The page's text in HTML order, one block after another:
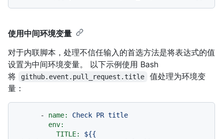
使用中间环境变量
对于内联脚本，处理不信任输入的首选方法是将表达式的值
设置为中间环境变量。 以下示例使用 Bash
将
github.event.pull_request.title
值处理为环境变
量：
- name: Check PR title
env:
TITLE:
${{